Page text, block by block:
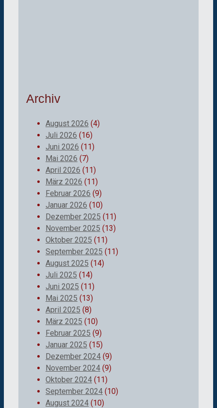
Archiv
August 2026 (4)
Juli 2026 (16)
Juni 2026 (11)
Mai 2026 (7)
April 2026 (11)
März 2026 (11)
Februar 2026 (9)
Januar 2026 (10)
Dezember 2025 (11)
November 2025 (13)
Oktober 2025 (11)
September 2025 (11)
August 2025 (14)
Juli 2025 (14)
Juni 2025 (11)
Mai 2025 (13)
April 2025 (8)
März 2025 (10)
Februar 2025 (9)
Januar 2025 (15)
Dezember 2024 (9)
November 2024 (9)
Oktober 2024 (11)
September 2024 (10)
August 2024 (10)